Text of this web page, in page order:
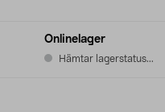
Onlinelager
Hämtar lagerstatus...